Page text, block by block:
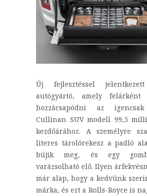
Új fejlesztéssel
autógyártó, amely
hozzácsapódni az
Cullinan SUV modell 99,5
kezdőárához. A személyre
literes tárolórekesz a padló
bújik meg, és egy
varázsolható elő. Ilyen
már alap, hogy a kedvünk
márka, és ezt a Rolls-Royce is